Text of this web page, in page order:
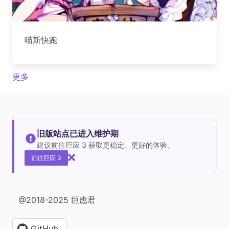
喵斯快跑
更多
旧版站点已进入维护期
建议前往巨应 3 获取更稳定、更好的体验。
前往巨应 3
@2018-2025 巨應君